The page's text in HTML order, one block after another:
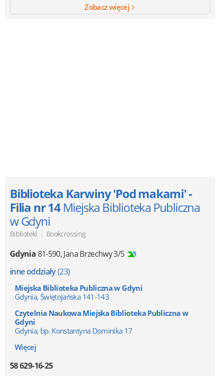
Zobacz więcej
Biblioteka Karwiny 'Pod makami' -
Filia nr 14 Miejska Biblioteka Publiczna
w Gdyni
Biblioteki | Bookcrossing
Gdynia81-590,Jana Brzechwy 3/5
inne oddziały(23)
Miejska Biblioteka Publiczna w Gdyni
Gdynia, Świętojańska 141-143
Czytelnia Naukowa Miejska Biblioteka Publiczna w
Gdyni
Gdynia, bp. Konstantyna Dominika 17
Więcej
58 629-16-25